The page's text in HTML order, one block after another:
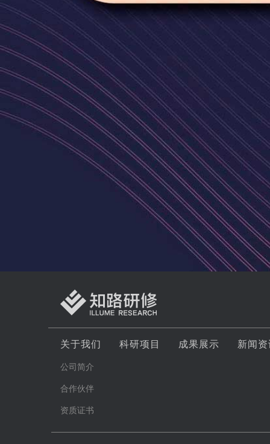
关于我们
公司简介
合作伙伴
资质证书
科研项目 成果展示 新闻